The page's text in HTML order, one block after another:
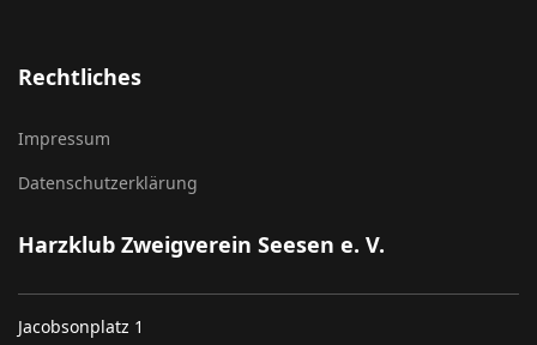
Rechtliches
Impressum
Datenschutzerklärung
Harzklub Zweigverein Seesen e. V.
Jacobsonplatz 1